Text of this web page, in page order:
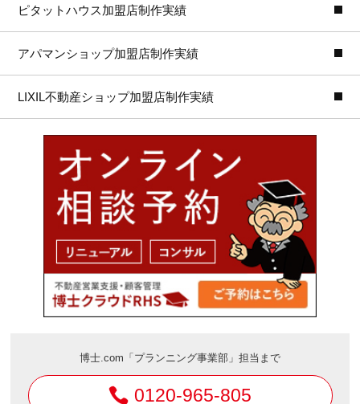
ピタットハウス加盟店制作実績
アパマンショップ加盟店制作実績
LIXIL不動産ショップ加盟店制作実績
博士.com「プランニング事業部」担当まで
0120-965-805